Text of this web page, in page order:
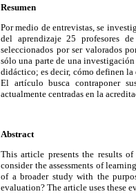
Resumen
Por medio de entrevistas, se
del aprendizaje 25 profesores
seleccionados por ser valorados
sólo una parte de una
didáctico; es decir, cómo definen la
El artículo busca contraponer
actualmente centradas en la
Abstract
This article presents the results
consider the assessments of
of a broader study with the
evaluation? The article uses these